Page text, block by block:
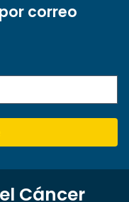
correo
Cáncer